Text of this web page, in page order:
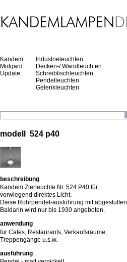
Kandem
Midgard
Update
Industrieleuchten
Decken-/ Wandleuchten
Schreibtischleuchten
Pendelleuchten
Gelenkleuchten
modell 524 p40
beschreibung
Kandem Zierleuchte Nr. 524 P40 für
vorwiegend direktes Licht.
Diese Rohrpendel-ausführung mit abgestuften
Baldarin wird nur bis 1930 angeboten.
anwendung
für Cafes, Restaurants, Verkaufsräume,
Treppengänge u.s.w.
ausführung